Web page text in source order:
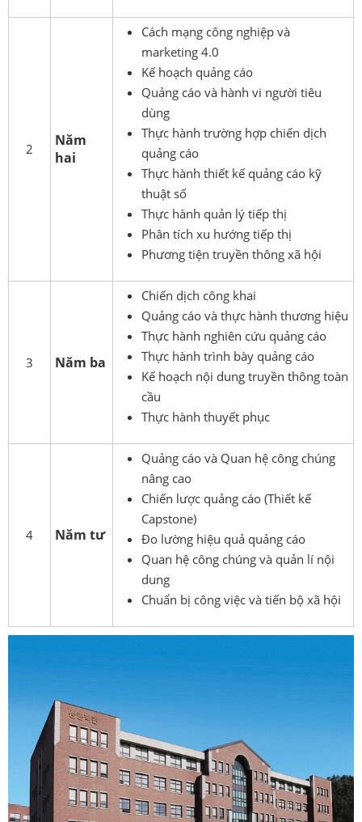
2
Năm
hai
Cách mạng công nghiệp và
marketing 4.0
Kế hoạch quảng cáo
Quảng cáo và hành vi người tiêu
dùng
Thực hành trường hợp chiến dịch
quảng cáo
Thực hành thiết kế quảng cáo kỹ
thuật số
Thực hành quản lý tiếp thị
Phân tích xu hướng tiếp thị
Phương tiện truyền thông xã hội
3 Năm ba
Chiến dịch công khai
Quảng cáo và thực hành thương hiệu
Thực hành nghiên cứu quảng cáo
Thực hành trình bày quảng cáo
Kế hoạch nội dung truyền thông toàn
cầu
Thực hành thuyết phục
4 Năm tư
Quảng cáo và Quan hệ công chúng
nâng cao
Chiến lược quảng cáo (Thiết kế
Capstone)
Đo lường hiệu quả quảng cáo
Quan hệ công chúng và quản lí nội
dung
Chuẩn bị công việc và tiến bộ xã hội